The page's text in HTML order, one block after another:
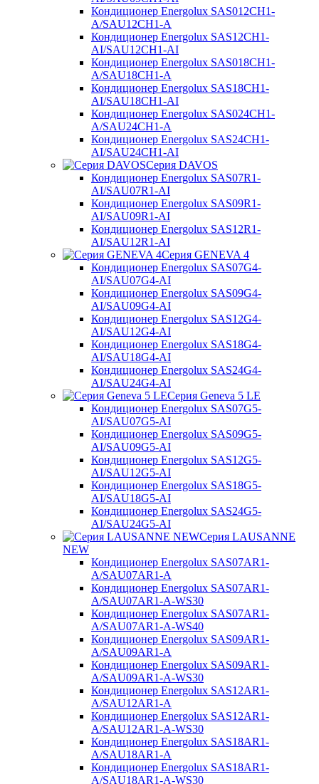
Кондиционер Energolux SAS012CH1-
A/SAU12CH1-A
Кондиционер Energolux SAS12CH1-
AI/SAU12CH1-AI
Кондиционер Energolux SAS018CH1-
A/SAU18CH1-A
Кондиционер Energolux SAS18CH1-
AI/SAU18CH1-AI
Кондиционер Energolux SAS024CH1-
A/SAU24CH1-A
Кондиционер Energolux SAS24CH1-
AI/SAU24CH1-AI
Серия DAVOS
Кондиционер Energolux SAS07R1-
AI/SAU07R1-AI
Кондиционер Energolux SAS09R1-
AI/SAU09R1-AI
Кондиционер Energolux SAS12R1-
AI/SAU12R1-AI
Серия GENEVA 4
Кондиционер Energolux SAS07G4-
AI/SAU07G4-AI
Кондиционер Energolux SAS09G4-
AI/SAU09G4-AI
Кондиционер Energolux SAS12G4-
AI/SAU12G4-AI
Кондиционер Energolux SAS18G4-
AI/SAU18G4-AI
Кондиционер Energolux SAS24G4-
AI/SAU24G4-AI
Серия Geneva 5 LE
Кондиционер Energolux SAS07G5-
AI/SAU07G5-AI
Кондиционер Energolux SAS09G5-
AI/SAU09G5-AI
Кондиционер Energolux SAS12G5-
AI/SAU12G5-AI
Кондиционер Energolux SAS18G5-
AI/SAU18G5-AI
Кондиционер Energolux SAS24G5-
AI/SAU24G5-AI
Серия LAUSANNE
NEW
Кондиционер Energolux SAS07AR1-
A/SAU07AR1-A
Кондиционер Energolux SAS07AR1-
A/SAU07AR1-A-WS30
Кондиционер Energolux SAS07AR1-
A/SAU07AR1-A-WS40
Кондиционер Energolux SAS09AR1-
A/SAU09AR1-A
Кондиционер Energolux SAS09AR1-
A/SAU09AR1-A-WS30
Кондиционер Energolux SAS12AR1-
A/SAU12AR1-A
Кондиционер Energolux SAS12AR1-
A/SAU12AR1-A-WS30
Кондиционер Energolux SAS18AR1-
A/SAU18AR1-A
Кондиционер Energolux SAS18AR1-
A/SAU18AR1-A-WS30